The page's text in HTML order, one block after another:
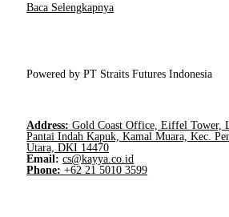
Baca Selengkapnya
Powered by PT Straits Futures Indonesia
Address: Gold Coast Office, Eiffel Tower,
Pantai Indah Kapuk, Kamal Muara, Kec.
Utara, DKI 14470
Email: cs@kayya.co.id
Phone: +62 21 5010 3599